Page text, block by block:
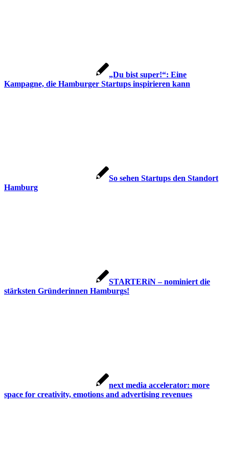
„Du bist super!“: Eine
Kampagne, die Hamburger Startups inspirieren kann
So sehen Startups den Standort
Hamburg
STARTERiN – nominiert die
stärksten Gründerinnen Hamburgs!
next media accelerator: more
space for creativity, emotions and advertising revenues